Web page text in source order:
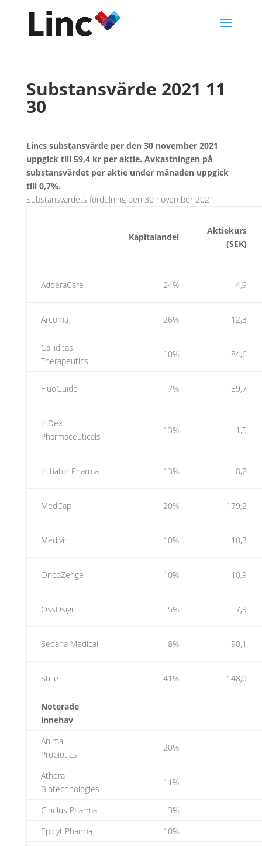
Substansvärde 2021 11
30
Lincs substansvärde per den 30 november 2021
uppgick till 59,4 kr per aktie. Avkastningen på
substansvärdet per aktie under månaden uppgick
till 0,7%.
Substansvärdets fördelning den 30 november 2021
Kapitalandel
Aktiekurs
(SEK)
AdderaCare 24% 4,9
Arcoma 26% 12,3
Calliditas
Therapeutics
10% 84,6
FluoGuide 7% 89,7
InDex
Pharmaceuticals
13% 1,5
Initiator Pharma 13% 8,2
MedCap 20% 179,2
Medivir 10% 10,3
OncoZenge 10% 10,9
OssDsign 5% 7,9
Sedana Medical 8% 90,1
Stille 41% 148,0
Noterade
innehav
Animal
Probiotics
20%
Athera
Biotechnologies
11%
Cinclus Pharma
3%
Epicyt Pharma
10%